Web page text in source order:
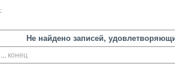
;
Не найдено записей,
... конец